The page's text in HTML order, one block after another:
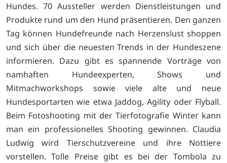
Hundes. 70 Aussteller werden Dienstleistungen und
Produkte rund um den Hund präsentieren. Den ganzen
Tag können Hundefreunde nach Herzenslust shoppen
und sich über die neuesten Trends in der Hundeszene
informieren. Dazu gibt es spannende Vorträge von
namhaften Hundeexperten, Shows und
Mitmachworkshops sowie viele alte und neue
Hundesportarten wie etwa Jaddog, Agility oder Flyball.
Beim Fotoshooting mit der Tierfotografie Winter kann
man ein professionelles Shooting gewinnen. Claudia
Ludwig wird Tierschutzvereine und ihre Nottiere
vorstellen. Tolle Preise gibt es bei der Tombola zu